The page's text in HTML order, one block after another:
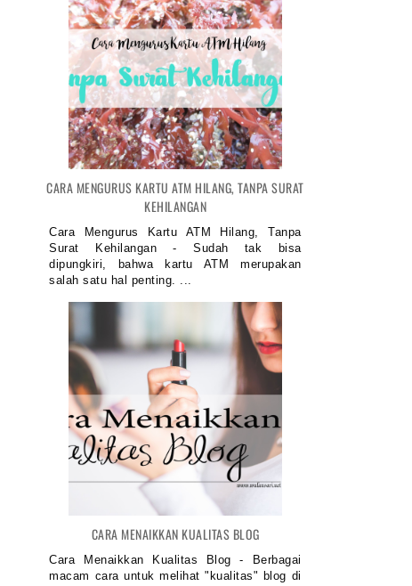
CARA MENGURUS KARTU ATM HILANG, TANPA SURAT
KEHILANGAN
Cara Mengurus Kartu ATM Hilang, Tanpa
Surat Kehilangan - Sudah tak bisa
dipungkiri, bahwa kartu ATM merupakan
salah satu hal penting. ...
CARA MENAIKKAN KUALITAS BLOG
Cara Menaikkan Kualitas Blog - Berbagai
macam cara untuk melihat "kualitas" blog di